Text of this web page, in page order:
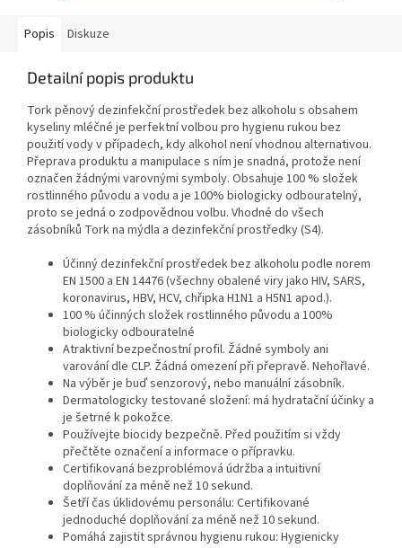
Popis Diskuze
Detailní popis produktu
Tork pěnový dezinfekční prostředek bez alkoholu s obsahem
kyseliny mléčné je perfektní volbou pro hygienu rukou bez
použití vody v případech, kdy alkohol není vhodnou alternativou.
Přeprava produktu a manipulace s ním je snadná, protože není
označen žádnými varovnými symboly. Obsahuje 100 % složek
rostlinného původu a vodu a je 100% biologicky odbouratelný,
proto se jedná o zodpovědnou volbu. Vhodné do všech
zásobníků Tork na mýdla a dezinfekční prostředky (S4).
Účinný dezinfekční prostředek bez alkoholu podle norem
EN 1500 a EN 14476 (všechny obalené viry jako HIV, SARS,
koronavirus, HBV, HCV, chřipka H1N1 a H5N1 apod.).
100 % účinných složek rostlinného původu a 100%
biologicky odbouratelné
Atraktivní bezpečnostní profil. Žádné symboly ani
varování dle CLP. Žádná omezení při přepravě. Nehořlavé.
Na výběr je buď senzorový, nebo manuální zásobník.
Dermatologicky testované složení: má hydratační účinky a
je šetrné k pokožce.
Používejte biocidy bezpečně. Před použitím si vždy
přečtěte označení a informace o přípravku.
Certifikovaná bezproblémová údržba a intuitivní
doplňování za méně než 10 sekund.
Šetří čas úklidovému personálu: Certifikované
jednoduché doplňování za méně než 10 sekund.
Pomáhá zajistit správnou hygienu rukou: Hygienicky